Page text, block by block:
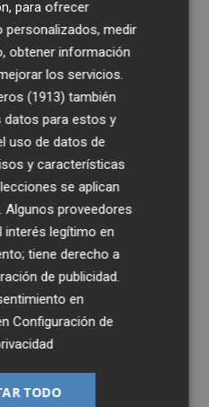
para ofrecer
personalizados, medir
obtener información
los servicios.
(1913) también
datos para estos y
uso de datos de
y características
se aplican
proveedores
interés legítimo en
tiene derecho a
de publicidad
en
Configuración de
TODO